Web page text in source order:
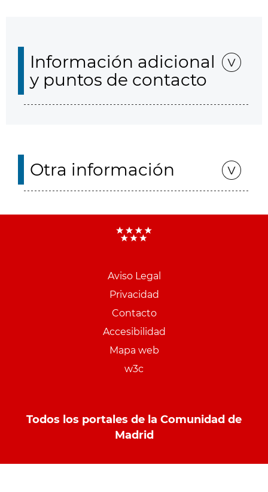
Información adicional
y puntos de contacto
Otra información
Aviso Legal
Privacidad
Contacto
Accesibilidad
Mapa web
w3c
Todos los portales de la Comunidad de
Madrid